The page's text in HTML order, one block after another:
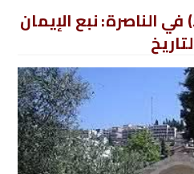
في الناصرة: نبع الإيمان